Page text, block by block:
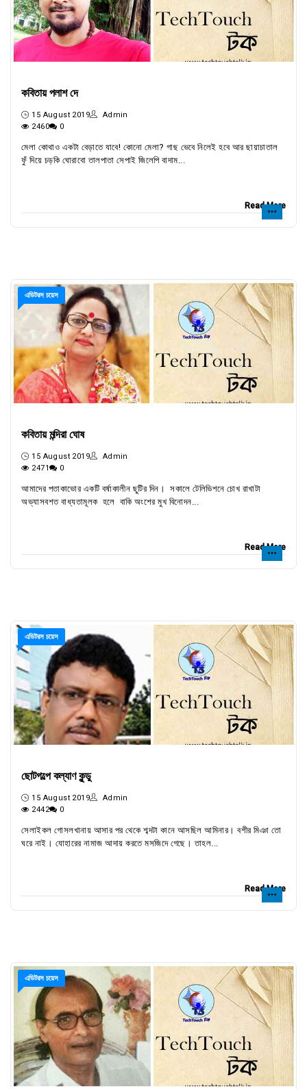
কবিতায় পলাশ দে
15 August 2019
Admin
2460
0
মেলা কোথাও একটা বেড়াতে যাবে! কোনো মেলা? গাছ ভেবে নিলেই হবে আর ছায়াচাতাল
ফুঁ দিয়ে চড়কি ঘোরাবো তালপাতা সেপাই জিলেপি বাদাম...
Read More
এডিটরস চয়েস
কবিতায় মন্দিরা ঘোষ
15 August 2019
Admin
2471
0
আমাদের পতাকাভোর একটি বর্ষাকালীন ছুটির দিন। সকালে টেলিভিশনে চোখ রাখাটা
অভ্যাসবশত বাধ্যতামূলক হলে বাকি অংশের মুখ বিনোদন...
Read More
এডিটরস চয়েস
ছোটগল্পে কল্যাণ কুন্ডু
15 August 2019
Admin
2442
0
সেলাইকল গোসলখানায় আসার পর থেকে শব্দটা কানে আসছিল আমিনার। বশীর মিঞা তো
ঘরে নাই। যোহারের নামাজ আদায় করতে মসজিদে গেছে। তাহল...
Read More
এডিটরস চয়েস